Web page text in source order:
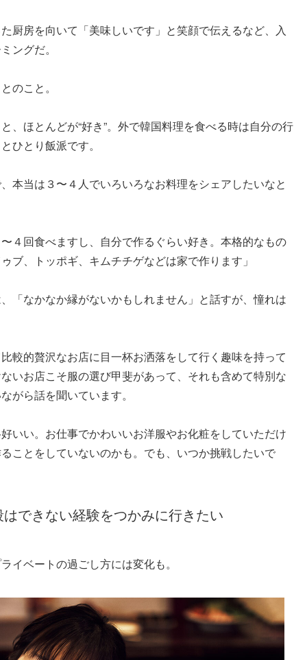
厨房を向いて「美味しいです」と笑顔で伝えるなど、入
ングだ。
のこと。
、ほとんどが“好き”。外で韓国料理を食べる時は自分の行
ひとり飯派です。
本当は３〜４人でいろいろなお料理をシェアしたいなと
４回食べますし、自分で作るぐらい好き。本格的なもの
ブ、トッポギ、キムチチゲなどは家で作ります」
「なかなか縁がないかもしれません」と話すが、憧れは
較的贅沢なお店に目一杯お洒落をして行く趣味を持って
いお店こそ服の選び甲斐があって、それも含めて特別な
がら話を聞いています。
いい。お仕事でかわいいお洋服やお化粧をしていただけ
ことをしていないのかも。でも、いつか挑戦したいで
できない経験をつかみに行きたい
イベートの過ごし方には変化も。